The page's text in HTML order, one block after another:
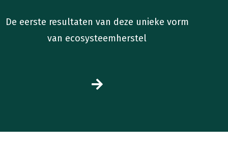
De eerste resultaten van deze unieke vorm
van ecosysteemherstel